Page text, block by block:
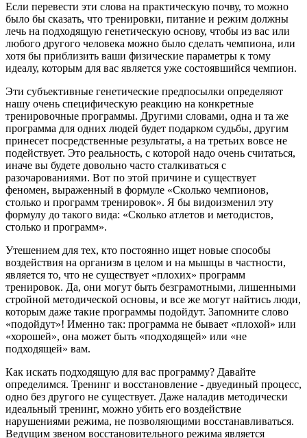
Если перевести эти слова на практическую почву, то можно
было бы сказать, что тренировки, питание и режим должны
лечь на подходящую генетическую основу, чтобы из вас или
любого другого человека можно было сделать чемпиона, или
хотя бы приблизить ваши физические параметры к тому
идеалу, которым для вас является уже состоявшийся чемпион.
Эти субъективные генетические предпосылки определяют
нашу очень специфическую реакцию на конкретные
тренировочные программы. Другими словами, одна и та же
программа для одних людей будет подарком судьбы, другим
принесет посредственные результаты, а на третьих вовсе не
подействует. Это реальность, с которой надо очень считаться,
иначе вы будете довольно часто сталкиваться с
разочарованиями. Вот по этой причине и существует
феномен, выраженный в формуле «Сколько чемпионов,
столько и программ тренировок». Я бы видоизменил эту
формулу до такого вида: «Сколько атлетов и методистов,
столько и программ».
Утешением для тех, кто постоянно ищет новые способы
воздействия на организм в целом и на мышцы в частности,
является то, что не существует «плохих» программ
тренировок. Да, они могут быть безграмотными, лишенными
стройной методической основы, и все же могут найтись люди,
которым даже такие программы подойдут. Запомните слово
«подойдут»! Именно так: программа не бывает «плохой» или
«хорошей», она может быть «подходящей» или «не
подходящей» вам.
Как искать подходящую для вас программу? Давайте
определимся. Тренинг и восстановление - двуединый процесс,
одно без другого не существует. Даже наладив методически
идеальный тренинг, можно убить его воздействие
нарушениями режима, не позволяющими восстанавливаться.
Ведущим звеном восстановительного режима является